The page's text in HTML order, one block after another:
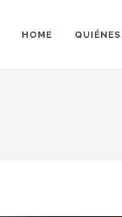
HOME